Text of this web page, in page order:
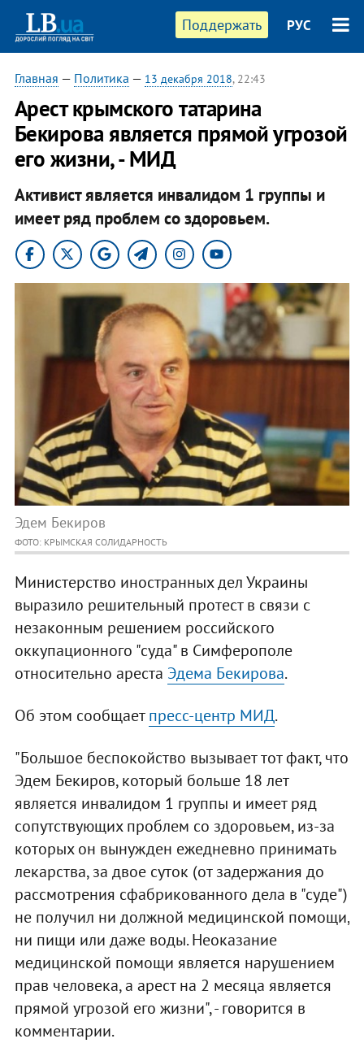
Поддержать РУС
Главная — Политика — 13 декабря 2018, 22:43
Арест крымского татарина
Бекирова является прямой угрозой
его жизни, - МИД
Активист является инвалидом 1 группы и
имеет ряд проблем со здоровьем.
Эдем Бекиров
ФОТО: КРЫМСКАЯ СОЛИДАРНОСТЬ
Министерство иностранных дел Украины
выразило решительный протест в связи с
незаконным решением российского
оккупационного "суда" в Симферополе
относительно ареста Эдема Бекирова.
Об этом сообщаетпресс-центр МИД.
"Большое беспокойство вызывает тот факт, что
Эдем Бекиров, который больше 18 лет
является инвалидом 1 группы и имеет ряд
сопутствующих проблем со здоровьем, из-за
которых он вынужден ежедневно принимать
лекарства, за двое суток (от задержания до
рассмотрения сфабрикованного дела в "суде")
не получил ни должной медицинской помощи,
ни пищи или даже воды. Неоказание
медицинской помощи является нарушением
прав человека, а арест на 2 месяца является
прямой угрозой его жизни", - говорится в
комментарии.